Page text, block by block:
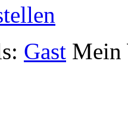
Gast Mein